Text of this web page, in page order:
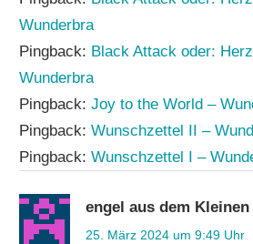
Wunderbra
Pingback: Black Attack oder:
Wunderbra
Pingback:Joy to the World –
Pingback:Wunschzettel II –
Pingback:Wunschzettel I –
engel aus dem Kleinen
25. März 2024 um 9:49 Uhr